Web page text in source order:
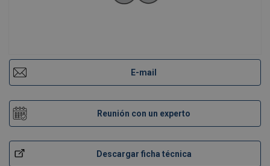
E-mail
Reunión con un experto
Descargar ficha técnica